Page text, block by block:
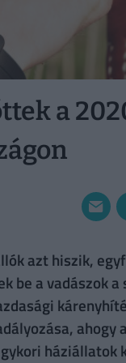
a
azt hiszik,
be a vadászok a
ahogy
háziállatok